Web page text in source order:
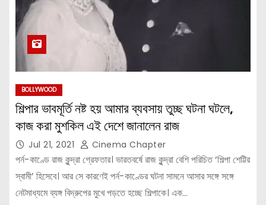
BOLLYWOOD
শিল্পার ভাবমূর্তি নষ্ট হয় আমার ব্যবসায় তুচ্ছ ঘটনা ঘটলে,
কাজ করা মুশকিল এই দেশে জানালেন রাজ
Jul 21, 2021 Cinema Chapter
পর্ন-কাণ্ডে রাজ কুন্দ্রা গ্রেফতার। ভারতবর্ষে রাজ কুন্দ্রা বেশি পরিচিত ‘শিল্পা শেট্টির
স্বামী’ হিসেবে। আর সে কারণেই পর্ন-কাণ্ডের ঘটনা সামনে আসার সঙ্গে সঙ্গে
নেটমাধ্যমে ব্যঙ্গ বিদ্রুপের মুখে পড়তে হচ্ছে শিল্পাকে। এক…